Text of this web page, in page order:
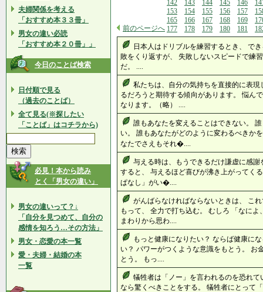
夫婦関係を考える
「おすすめ本３３冊」
男女の違い必読
「おすすめ本２０冊」」
今日のことば検索
日付順で見る
（過去のことば）
全て見る(※探したい
「ことば」はコチラから)
必見！本から読み
とく「男女の違い」
男女の違いって？↓
「自分を見つめて、自分の
感情を知ろう…その方法」
男女・恋愛の本一覧
愛・夫婦・結婚の本
一覧
前のページへ
142
143 144 145 146
153
154 155 156 157
165
166 167 168 169
177
178 179 180 181
日本人はドリブルを練習するとき、 で
敗をくり返すが、 失敗しないスピードで練
だ。 ....
私たちは、自分の気持ちを直接的に表
るだろうと期待する傾向があります。 悩ん
なります。（略） ....
誰もあなたを変えることはできない。
い。 誰もあなたがどのように変わるべきか
なたでさえもそれ�....
与える時は、もうできるだけ謙虚に感
すると、 与えるほど喜びが沸き上がってく
ぱなし」がい�....
がんばらなければならないときは、 こ
もって、 全力で打ち込む。 むしろ 「なに
まわりから思わ....
もっと健康になりたい？ ならば健康に
い？ パワーがつくような意識をもとう。 お
とう。 もっ....
犠牲者は「ノー」を言われるのを恐れ
なら驚くべきことをする。 犠牲者にとって